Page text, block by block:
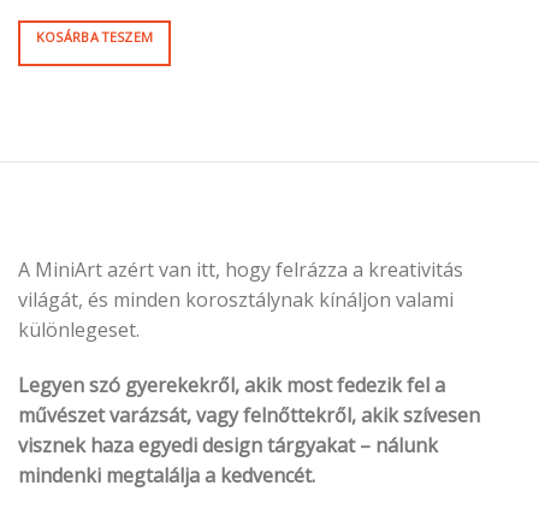
KOSÁRBA TESZEM
A MiniArt azért van itt, hogy felrázza a kreativitás
világát, és minden korosztálynak kínáljon valami
különlegeset.
Legyen szó gyerekekről, akik most fedezik fel a
művészet varázsát, vagy felnőttekről, akik szívesen
visznek haza egyedi design tárgyakat – nálunk
mindenki megtalálja a kedvencét.